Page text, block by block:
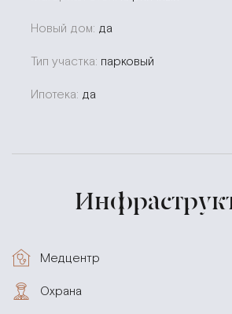
Новый дом: да
Тип участка: парковый
Ипотека: да
Медцентр
Охрана